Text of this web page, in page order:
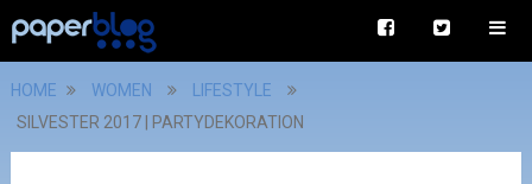
HOME WOMEN
LIFESTYLE
SILVESTER 2017 | PARTYDEKORATION